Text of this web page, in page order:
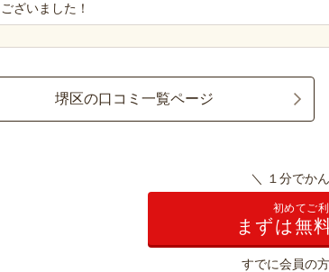
ございました！
堺区の口コミ一覧ページ
＼ １分でか
初めてご
まずは無
すでに会員の方